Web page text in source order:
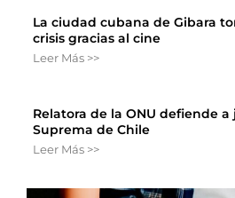
La ciudad cubana de Gibara
crisis gracias al cine
Leer Más >>
Relatora de la ONU defiende
Suprema de Chile
Leer Más >>